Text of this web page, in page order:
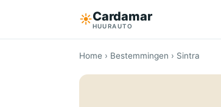
☀︎Cardamar
HUURAUTO
Home › Bestemmingen › Sintra